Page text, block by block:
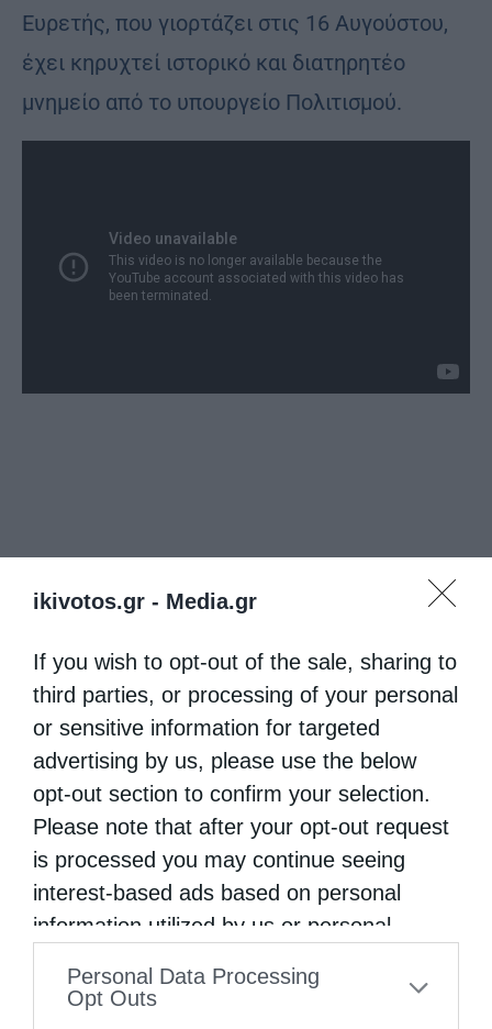
ikivotos.gr - Media.gr
If you wish to opt-out of the sale, sharing to
third parties, or processing of your personal
or sensitive information for targeted
advertising by us, please use the below
opt-out section to confirm your selection.
Please note that after your opt-out request
is processed you may continue seeing
interest-based ads based on personal
information utilized by us or personal
to your opt-out. You may separately opt-out
Personal Data Processing
Opt Outs
Ευρετής, που γιορτάζει στις 16 Αυγούστου,
έχει κηρυχτεί ιστορικό και διατηρητέο
μνημείο από το υπουργείο Πολιτισμού.
ΥΠΟΔΉΜΑΤΑ ΧΊΟΣ
ΜΟΙΡΑΣΟΥ 0
Προηγούμενο άρθρο
Όταν ένας νέος ροκάς ανακαλύπτει ότι ο παπάς τελικά δεν
Επόμενο άρθρο
Πορεία αγάπης του Πατριάρχη Αλεξανδρείας στην Κένυα